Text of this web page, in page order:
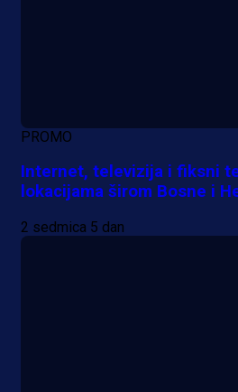
PROMO
Internet, televizija i fiksni
lokacijama širom Bosne i
2 sedmica 5 dan